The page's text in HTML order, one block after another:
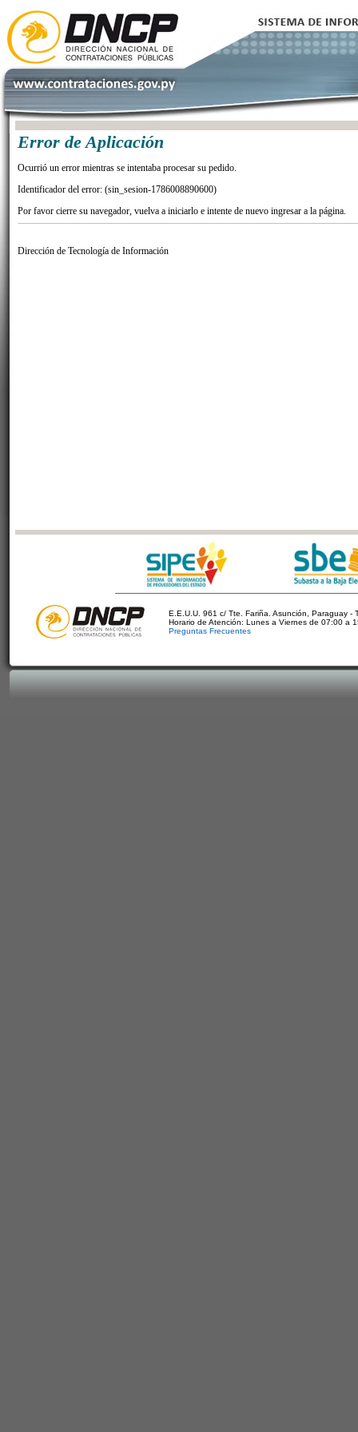
Error de Aplicación
Ocurrió un error mientras se intentaba procesar su pedido.
Identificador del error: (sin_sesion-1786008890600)
Por favor cierre su navegador, vuelva a iniciarlo e intente de nuevo ingresar a la página.
Dirección de Tecnología de Información
E.E.U.U. 961 c/ Tte. Fariña. Asunción, Paraguay -
Horario de Atención: Lunes a Viernes de 07:00 a
Preguntas Frecuentes